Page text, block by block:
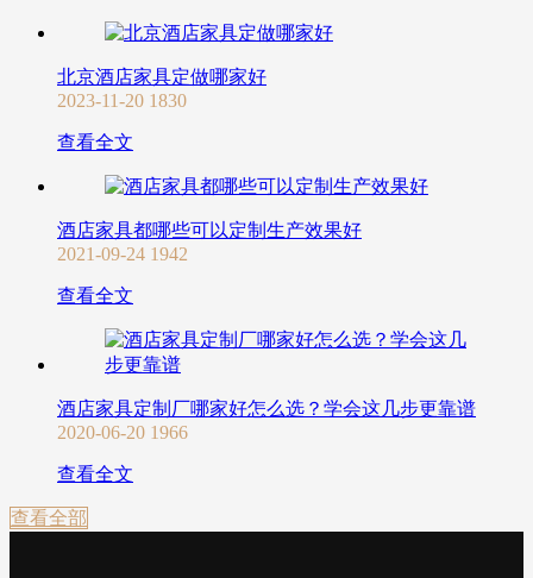
北京酒店家具定做哪家好
2023-11-20 1830
查看全文
酒店家具都哪些可以定制生产效果好
2021-09-24 1942
查看全文
酒店家具定制厂哪家好怎么选？学会这几步更靠谱
2020-06-20 1966
查看全文
查看全部